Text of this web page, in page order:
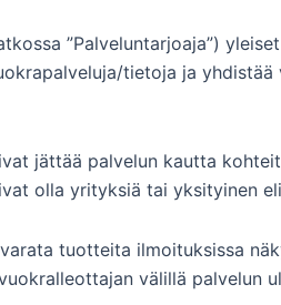
”Palveluntarjoaja”)
tietoja ja
jättää palvelun kautta
olla yrityksiä tai yksityinen
tuotteita ilmoituksissa
välillä palvelun